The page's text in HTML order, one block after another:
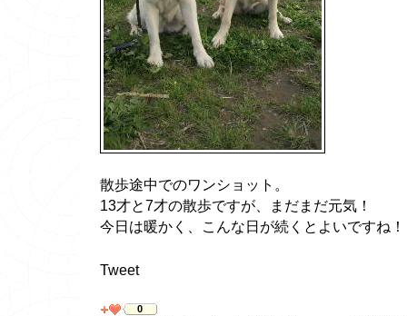
散歩途中でのワンショット。
13才と7才の散歩ですが、まだまだ元気！
今日は暖かく、こんな日が続くとよいですね！
Tweet
0